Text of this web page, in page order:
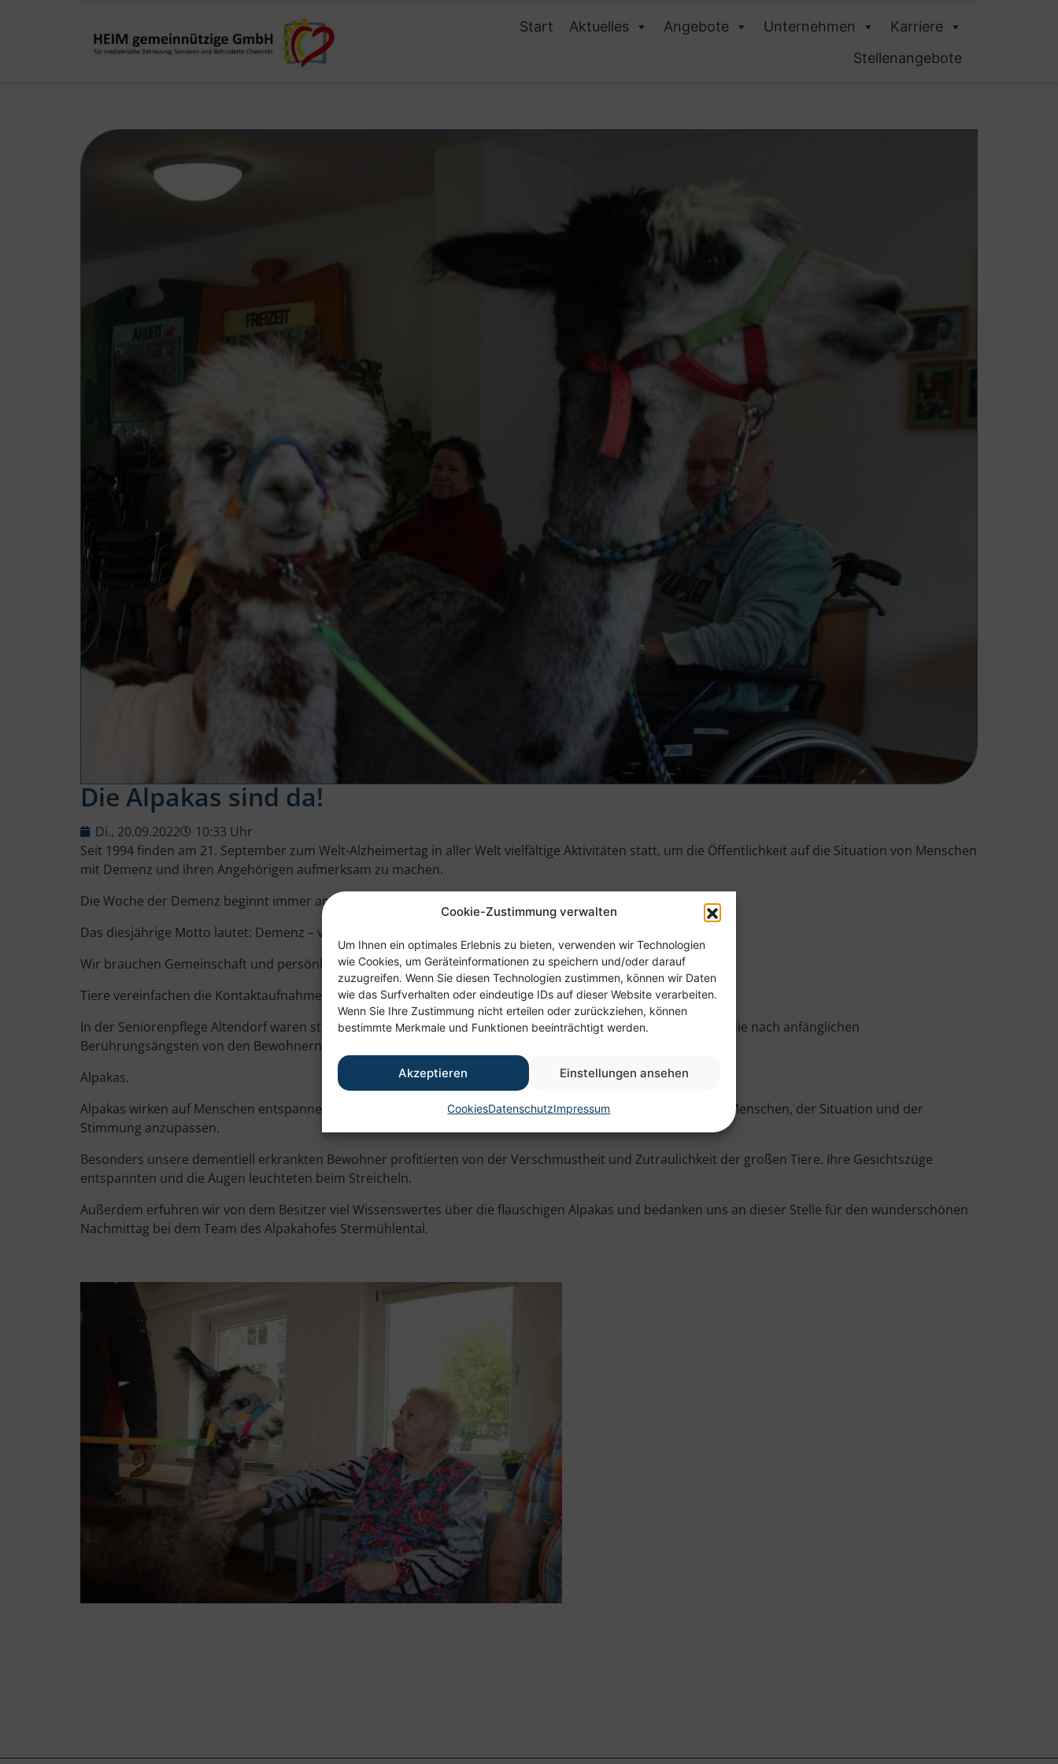
Cookie-Zustimmung verwalten
Um Ihnen ein optimales Erlebnis zu bieten, verwenden wir Technologien
wie Cookies, um Geräteinformationen zu speichern und/oder darauf
zuzugreifen. Wenn Sie diesen Technologien zustimmen, können wir Daten
wie das Surfverhalten oder eindeutige IDs auf dieser Website verarbeiten.
Wenn Sie Ihre Zustimmung nicht erteilen oder zurückziehen, können
bestimmte Merkmale und Funktionen beeinträchtigt werden.
Akzeptieren Einstellungen ansehen
CookiesDatenschutzImpressum
Start Aktuelles Angebote Unternehmen
Karriere
Stellenangebote
Die Alpakas sind da!
Di., 20.09.2022
10:33 Uhr
Seit 1994 finden am 21. September zum Welt-Alzheimertag in aller Welt vielfältige Aktivitäten statt, um die Öffentlichkeit auf die Situation von Menschen
mit Demenz und ihren Angehörigen aufmerksam zu machen.
Die Woche der Demenz beginnt immer am Montag der Woche, in der der Welt-Alzheimertag begangen wird.
Das diesjährige Motto lautet: Demenz – verbunden bleiben
Wir brauchen Gemeinschaft und persönliche Begegnung. Daraus entsteht Verbundenheit.
Tiere vereinfachen die Kontaktaufnahme, weshalb tiergestützte Therapie dafür ein guter Ansatz ist.
In der Seniorenpflege Altendorf waren statt wie bisher Kaninchen, Hunde oder Schafe, größere Tiere zu Gast, die nach anfänglichen
Berührungsängsten von den Bewohnern liebevoll betrachtet und gestreichelt worden:
Alpakas.
Alpakas wirken auf Menschen entspannend und ausgleichend. Das Alpaka ist in der Lage, sich dem jeweiligen Menschen, der Situation und der
Stimmung anzupassen.
Besonders unsere dementiell erkrankten Bewohner profitierten von der Verschmustheit und Zutraulichkeit der großen Tiere. Ihre Gesichtszüge
entspannten und die Augen leuchteten beim Streicheln.
Außerdem erfuhren wir von dem Besitzer viel Wissenswertes über die flauschigen Alpakas und bedanken uns an dieser Stelle für den wunderschönen
Nachmittag bei dem Team des Alpakahofes Stermühlental.